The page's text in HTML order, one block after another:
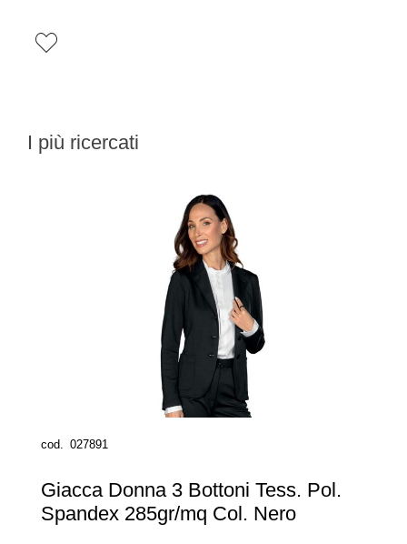
I più ricercati
cod. 027891
Giacca Donna 3 Bottoni Tess. Pol.
Spandex 285gr/mq Col. Nero